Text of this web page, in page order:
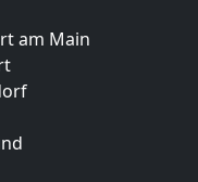
am Main